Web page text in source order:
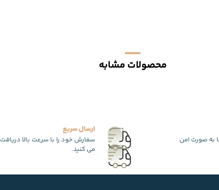
محصولات مشابه
به صورت امن
ارسال سریع
سفارش خود را با سرعت بالا دریافت
می کنید.